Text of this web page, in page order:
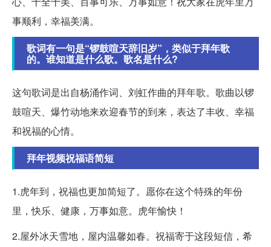
事顺利，幸福美满。
歌词有一句是“锣鼓喧天辞旧岁”，类似于拜年歌
的。谁知道是什么歌。歌名是什么?
这句歌词是出自杨涌作词、刘虹作曲的拜年歌。歌曲以锣
鼓喧天、爆竹动地来欢迎春节的到来，表达了丰收、幸福
和祝福的心情。
拜年视频祝福语简短
1.虎年到，祝福也更加简短了。愿你在这个特殊的年份
里，快乐、健康，万事如意。虎年愉快！
2.屋外冰天雪地，屋内温馨如春。祝福寄于这段短信，希